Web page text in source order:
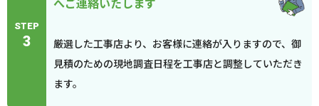
STEP
3
厳選した工事店より、お客様に連絡が入りますので、御
見積のための現地調査日程を工事店と調整していただき
ます。